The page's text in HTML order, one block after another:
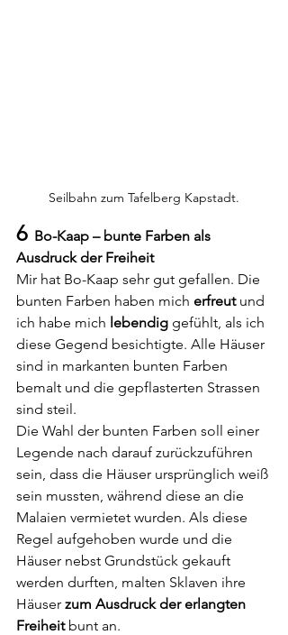
Seilbahn zum Tafelberg Kapstadt.
6
  Bo-Kaap – bunte Farben als
Ausdruck der Freiheit
Mir hat Bo-Kaap sehr gut gefallen. Die
bunten Farben haben mich erfreut und
ich habe mich lebendig gefühlt, als ich
diese Gegend besichtigte. Alle Häuser
sind in markanten bunten Farben
bemalt und die gepflasterten Strassen
sind steil.
Die Wahl der bunten Farben soll einer
Legende nach darauf zurückzuführen
sein, dass die Häuser ursprünglich weiß
sein mussten, während diese an die
Malaien vermietet wurden. Als diese
Regel aufgehoben wurde und die
Häuser nebst Grundstück gekauft
werden durften, malten Sklaven ihre
Häuser zum Ausdruck der erlangten
Freiheit bunt an.